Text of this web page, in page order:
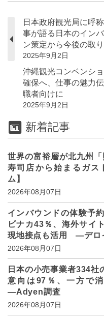
日本政府観光局に呼
事が語る日本のイン
ン策定から今後の取
2025年9月2日
沖縄観光コンベンシ
確保へ、仕事の魅力
職者向けに
2025年9月2日
新着記事
世界の富裕層が北九州
寿司店から始まるガス
ム】
2026年08月07日
インバウンドの体験予
ビナカ43％、海外サイ
現地接点も活用 ―デロ
2026年08月07日
日本の小売事業者334社
意向は97％、一方で
―Adyen調査
2026年08月07日